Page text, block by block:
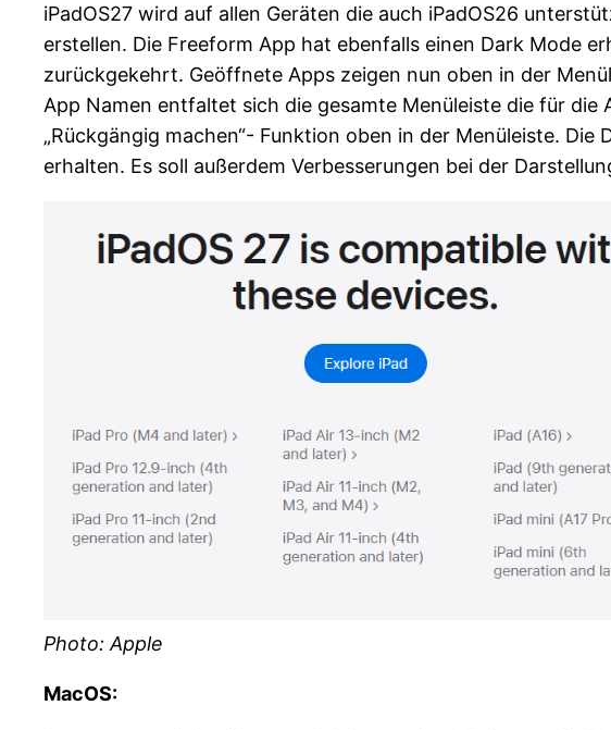
iPadOS27 wird auf allen Geräten die auch iPadOS26
erstellen. Die Freeform App hat ebenfalls einen Dark Mode
zurückgekehrt. Geöffnete Apps zeigen nun oben in der
App Namen entfaltet sich die gesamte Menüleiste die für
„Rückgängig machen“- Funktion oben in der Menüleiste.
erhalten. Es soll außerdem Verbesserungen bei der
Photo: Apple
MacOS: